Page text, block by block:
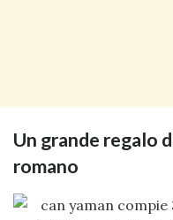
Un grande regalo
romano